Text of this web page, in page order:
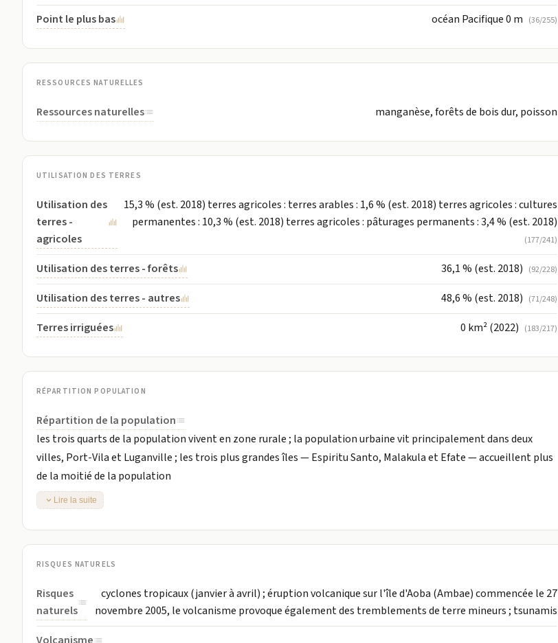
Point le plus bas océan Pacifique 0 m (36/255)
RESSOURCES NATURELLES
Ressources naturelles manganèse, forêts de bois dur, poisson
UTILISATION DES TERRES
Utilisation des
terres -
agricoles
15,3 % (est. 2018) terres agricoles : terres arables : 1,6 % (est. 2018) terres agricoles : cultures
permanentes : 10,3 % (est. 2018) terres agricoles : pâturages permanents : 3,4 % (est. 2018)
(177/241)
Utilisation des terres - forêts 36,1 % (est. 2018) (92/228)
Utilisation des terres - autres 48,6 % (est. 2018) (71/248)
Terres irriguées 0 km² (2022) (183/217)
RÉPARTITION POPULATION
Répartition de la population
les trois quarts de la population vivent en zone rurale ; la population urbaine vit principalement dans deux
villes, Port-Vila et Luganville ; les trois plus grandes îles — Espiritu Santo, Malakula et Efate — accueillent plus
de la moitié de la population
Lire la suite
RISQUES NATURELS
Risques
naturels
cyclones tropicaux (janvier à avril) ; éruption volcanique sur l'île d'Aoba (Ambae) commencée le 27
novembre 2005, le volcanisme provoque également des tremblements de terre mineurs ; tsunamis